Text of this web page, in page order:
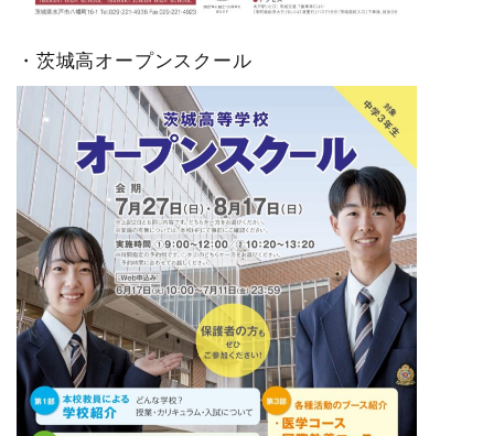
・茨城高オープンスクール